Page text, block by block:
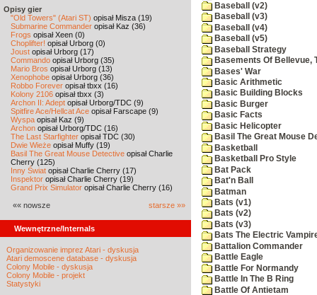
Opisy gier
"Old Towers" (Atari ST) opisał Misza (19)
Submarine Commander opisał Kaz (36)
Frogs opisał Xeen (0)
Choplifter! opisał Urborg (0)
Joust opisał Urborg (17)
Commando opisał Urborg (35)
Mario Bros opisał Urborg (13)
Xenophobe opisał Urborg (36)
Robbo Forever opisał tbxx (16)
Kolony 2106 opisał tbxx (3)
Archon II: Adept opisał Urborg/TDC (9)
Spitfire Ace/Hellcat Ace opisał Farscape (9)
Wyspa opisał Kaz (9)
Archon opisał Urborg/TDC (16)
The Last Starfighter opisał TDC (30)
Dwie Wieże opisał Muffy (19)
Basil The Great Mouse Detective opisał Charlie
Cherry (125)
Inny Świat opisał Charlie Cherry (17)
Inspektor opisał Charlie Cherry (19)
Grand Prix Simulator opisał Charlie Cherry (16)
«« nowsze starsze »»
Wewnętrzne/Internals
Organizowanie imprez Atari - dyskusja
Atari demoscene database - dyskusja
Colony Mobile - dyskusja
Colony Mobile - projekt
Statystyki
Baseball (v2)
Baseball (v3)
Baseball (v4)
Baseball (v5)
Baseball Strategy
Basements Of Bellevue,
Bases' War
Basic Arithmetic
Basic Building Blocks
Basic Burger
Basic Facts
Basic Helicopter
Basil The Great Mouse
Basketball
Basketball Pro Style
Bat Pack
Bat'n Ball
Batman
Bats (v1)
Bats (v2)
Bats (v3)
Bats The Electric
Battalion Commander
Battle Eagle
Battle For Normandy
Battle In The B Ring
Battle Of Antietam